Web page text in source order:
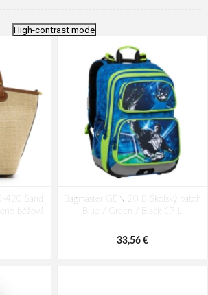
High-contrast mode
420 Sand
béžová
Bagmaster GEN 20 B Školský batoh
Blue / Green / Black 17 L
33,56 €